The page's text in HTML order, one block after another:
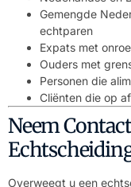
Gemengde
echtparen
Expats met
Ouders met
Personen die
Cliënten die op
Neem
Overweegt u een